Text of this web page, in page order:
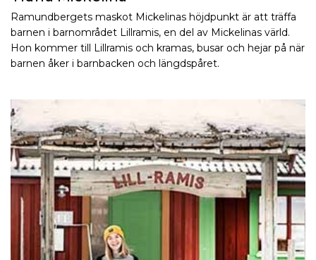
Ramundbergets maskot Mickelinas höjdpunkt är att träffa
barnen i barnområdet Lillramis, en del av Mickelinas värld.
Hon kommer till Lillramis och kramas, busar och hejar på när
barnen åker i barnbacken och längdspåret.